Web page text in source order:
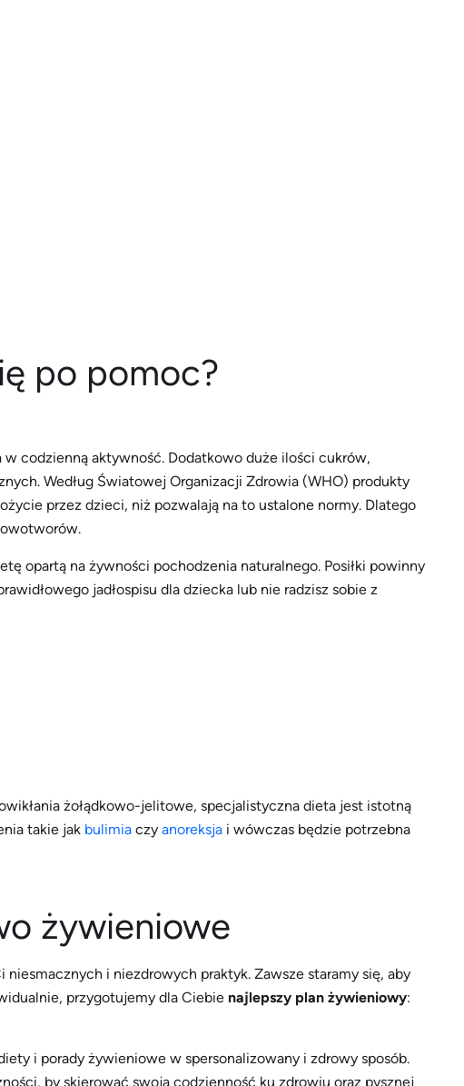
po pomoc?
codzienną aktywność. Dodatkowo duże ilości cukrów,
Według Światowej Organizacji Zdrowia (WHO) produkty
przez dzieci, niż pozwalają na to ustalone normy. Dlatego
opartą na żywności pochodzenia naturalnego. Posiłki powinny
jadłospisu dla dziecka lub nie radzisz sobie z
żołądkowo-jelitowe, specjalistyczna dieta jest istotną
takie jak bulimia czy anoreksja i wówczas będzie potrzebna
żywieniowe
i niezdrowych praktyk. Zawsze staramy się, aby
przygotujemy dla Ciebie najlepszy plan żywieniowy:
i porady żywieniowe w spersonalizowany i zdrowy sposób.
by skierować swoją codzienność ku zdrowiu oraz pysznej